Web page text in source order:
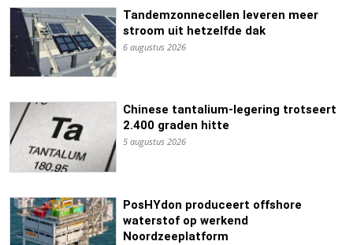
Tandemzonnecellen leveren meer
stroom uit hetzelfde dak
6 augustus 2026
Chinese tantalium-legering trotseert
2.400 graden hitte
5 augustus 2026
PosHYdon produceert offshore
waterstof op werkend
Noordzeeplatform